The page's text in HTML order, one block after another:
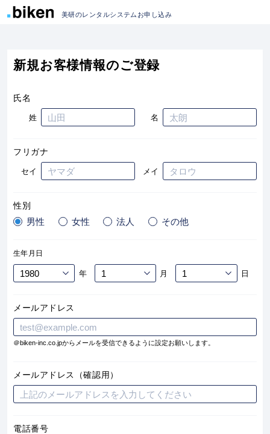
美研のレンタルシステムお申し込み
新規お客様情報のご登録
氏名
姓 名
フリガナ
セイ メイ
性別
男性 女性 法人 その他
生年月日
年 月 日
メールアドレス
＠biken-inc.co.jpからメールを受信できるように設定お願いします。
メールアドレス（確認用）
電話番号